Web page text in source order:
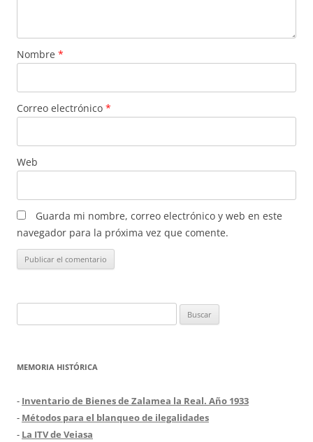
Nombre *
Correo electrónico *
Web
Guarda mi nombre, correo electrónico y web en este
navegador para la próxima vez que comente.
MEMORIA HISTÓRICA
- Inventario de Bienes de Zalamea la Real. Año 1933
- Métodos para el blanqueo de ilegalidades
- La ITV de Veiasa